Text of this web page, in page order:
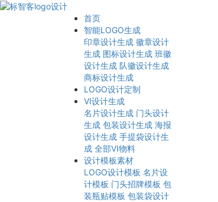
首页
智能LOGO生成
印章设计生成 徽章设计
生成 图标设计生成 班徽
设计生成 队徽设计生成
商标设计生成
LOGO设计定制
VI设计生成
名片设计生成 门头设计
生成 包装设计生成 海报
设计生成 手提袋设计生
成 全部VI物料
设计模板素材
LOGO设计模板 名片设
计模板 门头招牌模板 包
装瓶贴模板 包装袋设计